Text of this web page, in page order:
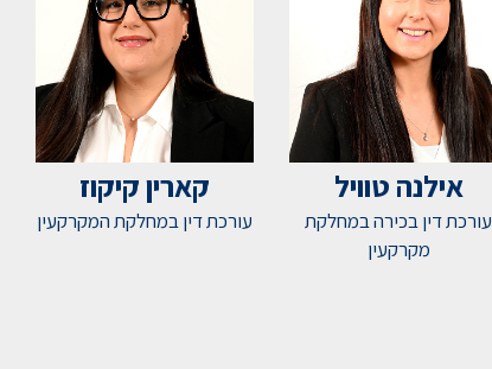
אילנה טוויל
עורכת דין בכירה במחלקת
מקרקעין
קארין קיקוז
עורכת דין במחלקת המקרקעין